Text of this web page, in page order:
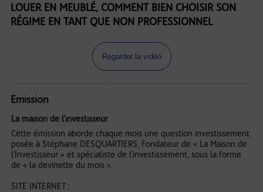
LOUER EN MEUBLÉ, COMMENT BIEN CHOISIR SON
RÉGIME EN TANT QUE NON PROFESSIONNEL
Regarder la vidéo
Emission
La maison de l'investisseur
Cette émission aborde chaque mois une question investissement
posée à Stéphane DESQUARTIERS, Fondateur de « La Maison de
l’Investisseur « et spécialiste de l'investissement, sous la forme
de « la devinette du mois ».
SITE INTERNET :